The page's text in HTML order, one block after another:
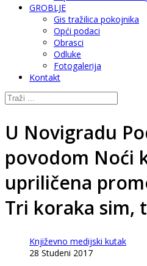
GROBLJE
Gis tražilica pokojnika
Opći podaci
Obrasci
Odluke
Fotogalerija
Kontakt
U Novigradu
povodom Noći
upriličena
Tri koraka sim,
Književno medijski kutak
28 Studeni 2017